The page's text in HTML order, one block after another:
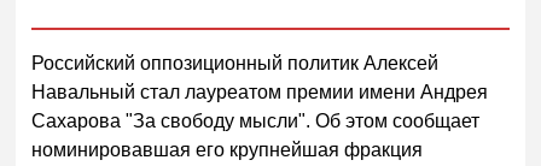
Российский оппозиционный политик Алексей
Навальный стал лауреатом премии имени Андрея
Сахарова "За свободу мысли". Об этом сообщает
номинировавшая его крупнейшая фракция